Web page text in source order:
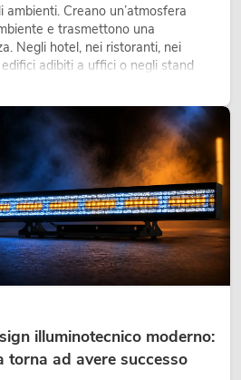
amplificatore
Creano un’atmosfera
e trasmettono una
Negli hotel, nei ristoranti, nei
adibiti a uffici o negli stand
di alta qualità è ormai parte
illuminotecnico moderno:
torna ad avere successo